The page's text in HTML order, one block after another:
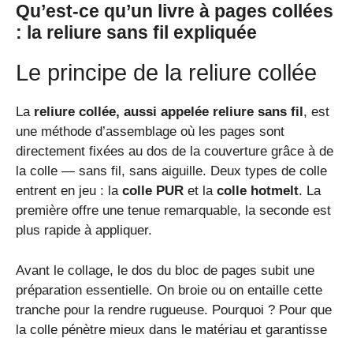
Qu’est-ce qu’un livre à pages collées
: la reliure sans fil expliquée
Le principe de la reliure collée
La reliure collée, aussi appelée reliure sans fil , est
une méthode d’assemblage où les pages sont
directement fixées au dos de la couverture grâce à de
la colle — sans fil, sans aiguille. Deux types de colle
entrent en jeu : la colle PUR et la colle hotmelt. La
première offre une tenue remarquable, la seconde est
plus rapide à appliquer.
Avant le collage, le dos du bloc de pages subit une
préparation essentielle. On broie ou on entaille cette
tranche pour la rendre rugueuse. Pourquoi ? Pour que
la colle pénètre mieux dans le matériau et garantisse